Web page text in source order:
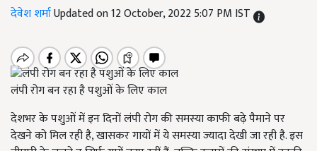
देवेश शर्माUpdated on 12 October, 2022 5:07 PM IST
लंपी रोग बन रहा है पशुओं के लिए काल
देशभर केपशुओंमें इन दिनों लंपी रोग की समस्या काफी बढ़े पैमाने पर
देखने को मिल रही है, खासकर गायों में ये समस्या ज्यादा देखी जारहीहै. इस